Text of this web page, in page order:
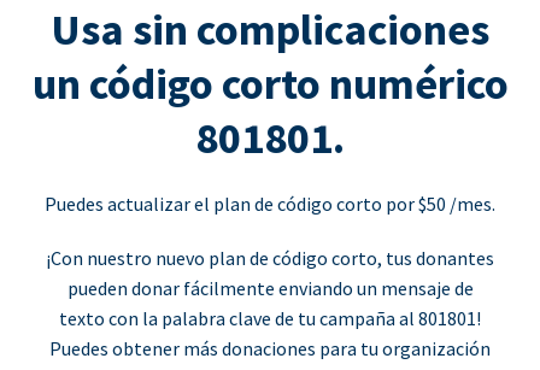
Usa sin complicaciones
un código corto numérico
801801.
Puedes actualizar el plan de código corto por $50 /mes.
¡Con nuestro nuevo plan de código corto, tus donantes
pueden donar fácilmente enviando un mensaje de
texto con la palabra clave de tu campaña al 801801!
Puedes obtener más donaciones para tu organización